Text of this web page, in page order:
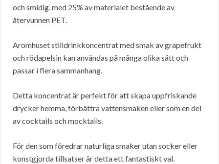
och smidig, med 25% av materialet bestående av
återvunnen PET.
Aromhuset stilldrinkkoncentrat med smak av grapefrukt
och rödapelsin kan användas på många olika sätt och
passar i flera sammanhang.
Detta koncentrat är perfekt för att skapa uppfriskande
drycker hemma, förbättra vattensmaken eller som en del
av cocktails och mocktails.
För den som föredrar naturliga smaker utan socker eller
konstgjorda tillsatser är detta ett fantastiskt val.